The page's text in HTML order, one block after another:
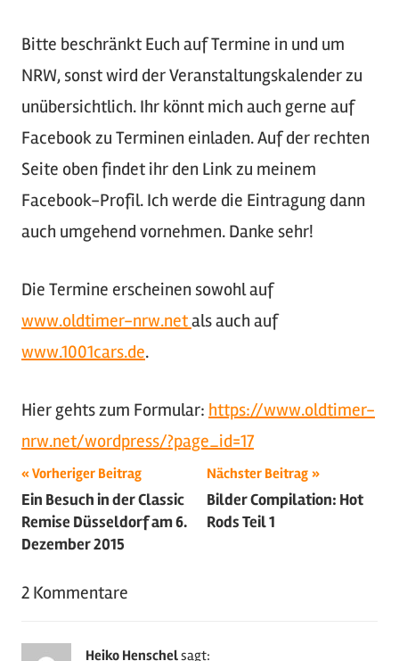
Bitte beschränkt Euch auf Termine in und um
NRW, sonst wird der Veranstaltungskalender zu
unübersichtlich. Ihr könnt mich auch gerne auf
Facebook zu Terminen einladen. Auf der rechten
Seite oben findet ihr den Link zu meinem
Facebook-Profil. Ich werde die Eintragung dann
auch umgehend vornehmen. Danke sehr!
Die Termine erscheinen sowohl auf
www.oldtimer-nrw.netals auch auf
www.1001cars.de.
Hier gehts zum Formular: https://www.oldtimer-
nrw.net/wordpress/?page_id=17
Schlagwörter:
2016,
Termine
Beitragsnavigation
Vorheriger Beitrag
Ein Besuch in der Classic
Remise Düsseldorf am 6.
Dezember 2015
Nächster Beitrag
Bilder Compilation: Hot
Rods Teil 1
2 Kommentare
Heiko Henschelsagt: